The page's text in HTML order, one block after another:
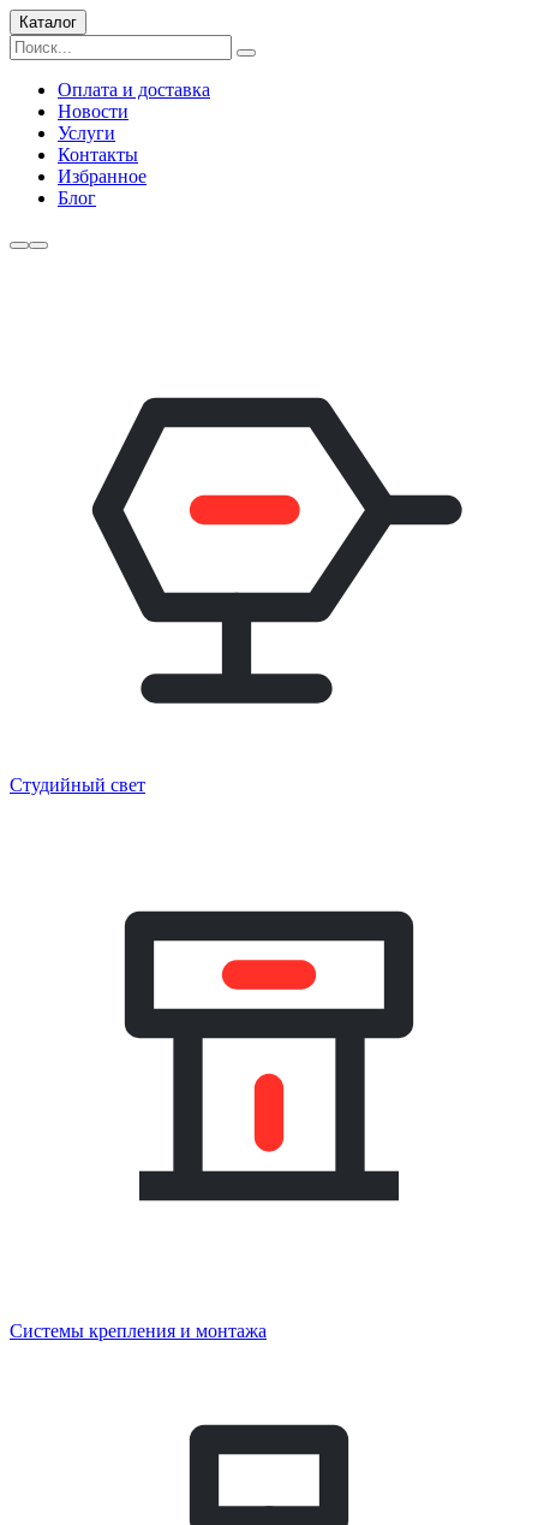
Каталог
Оплата и доставка
Новости
Услуги
Контакты
Избранное
Блог
Студийный свет
Системы крепления и монтажа